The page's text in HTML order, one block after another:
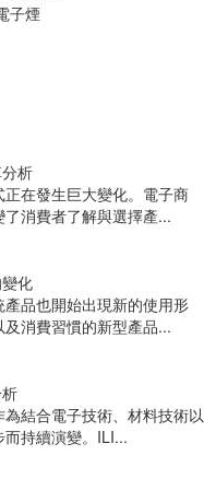
子煙
析
在發生巨大變化。電子商
消費者了解與選擇產...
化
品也開始出現新的使用形
消費習慣的新型產品...
結合電子技術、材料技術以
持續演變。ILI...